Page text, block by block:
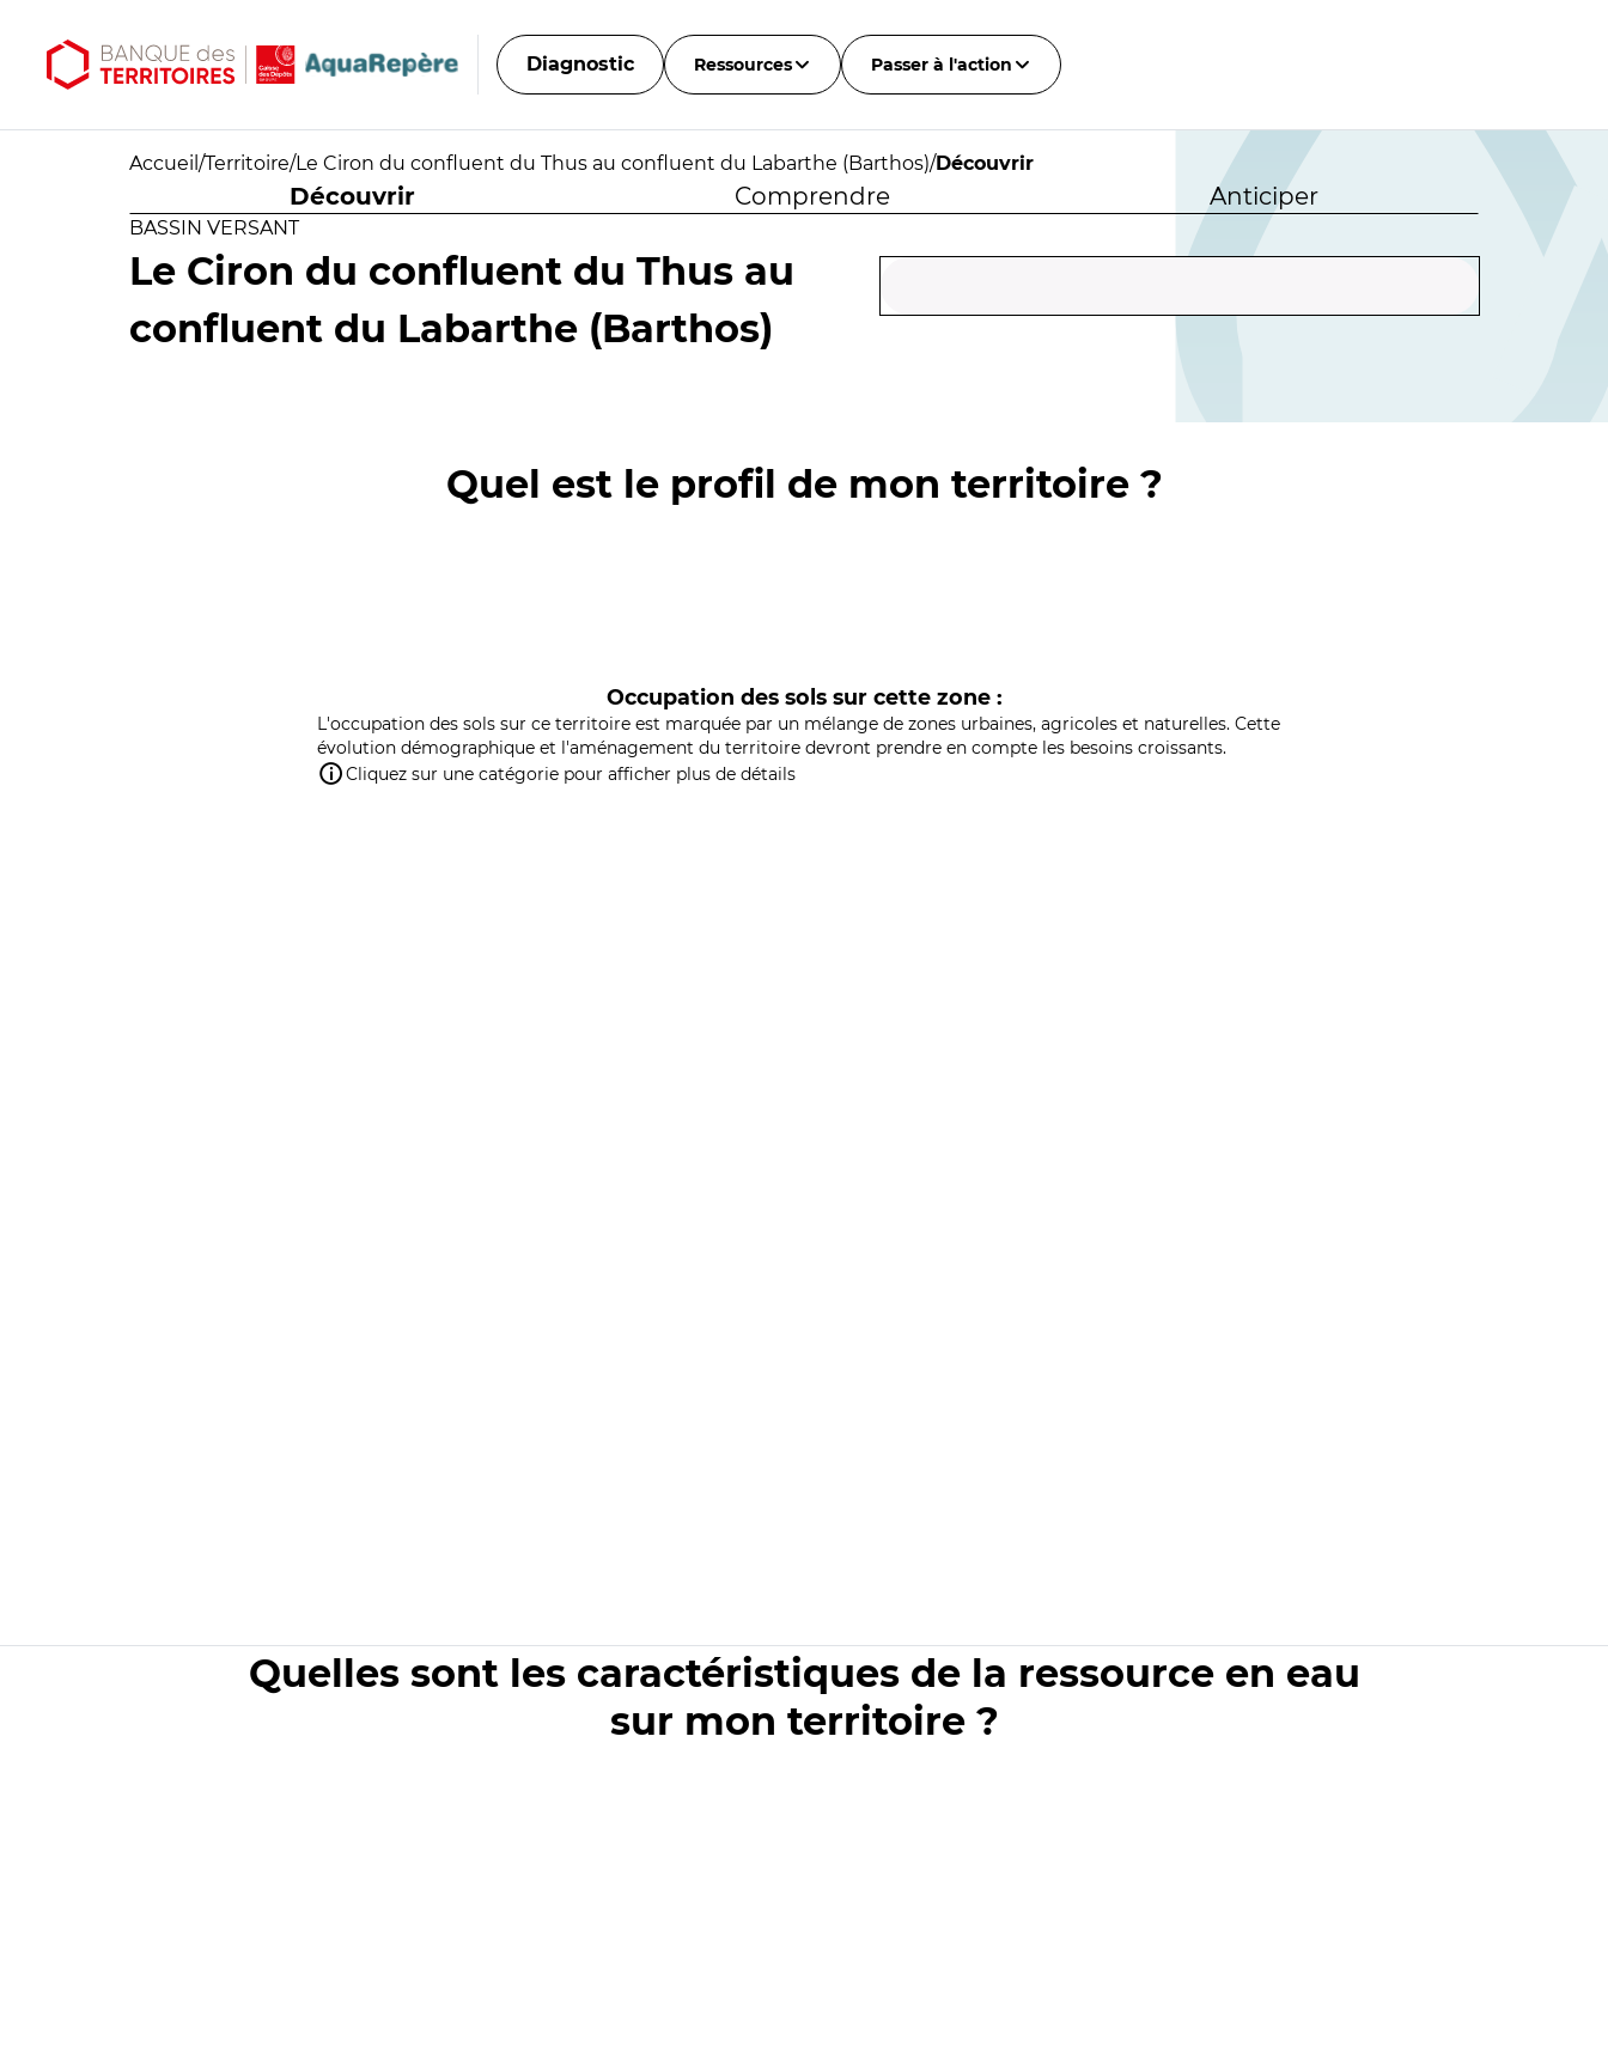
Diagnostic Ressources Passer à l'action
Accueil /Territoire/Le Ciron du confluent du Thus au confluent du Labarthe (Barthos)/Découvrir
Découvrir Comprendre Anticiper
BASSIN VERSANT
Le Ciron du confluent du Thus au
confluent du Labarthe (Barthos)
Quel est le profil de mon territoire ?
Occupation des sols sur cette zone :
L'occupation des sols sur ce territoire est marquée par un mélange de zones urbaines, agricoles et naturelles. Cette
évolution démographique et l'aménagement du territoire devront prendre en compte les besoins croissants.
Cliquez sur une catégorie pour afficher plus de détails
Quelles sont les caractéristiques de la ressource en eau
sur mon territoire ?